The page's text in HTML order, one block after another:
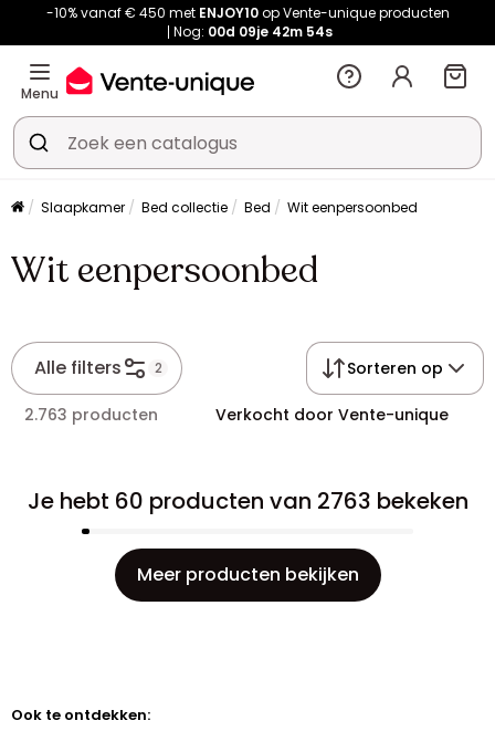
-10% vanaf € 450 met ENJOY10op Vente-unique producten
Nog: 00d 09je 42m 54s
Menu
Slaapkamer Bed collectie Bed Wit eenpersoonbed
Wit eenpersoonbed
Alle filters 2 Sorteren op
2.763 producten Verkocht door Vente-unique
Je hebt 60 producten van 2763 bekeken
Meer producten bekijken
Ook te ontdekken: